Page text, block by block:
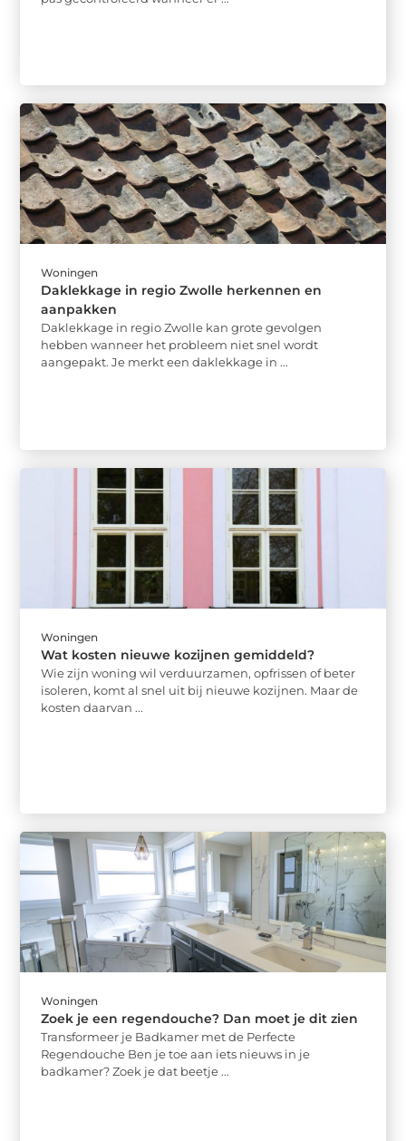
Woningen
Daklekkage in regio Zwolle herkennen en
aanpakken
Daklekkage in regio Zwolle kan grote gevolgen
hebben wanneer het probleem niet snel wordt
aangepakt. Je merkt een daklekkage in ...
Woningen
Wat kosten nieuwe kozijnen gemiddeld?
Wie zijn woning wil verduurzamen, opfrissen of beter
isoleren, komt al snel uit bij nieuwe kozijnen. Maar de
kosten daarvan ...
Woningen
Zoek je een regendouche? Dan moet je dit zien
Transformeer je Badkamer met de Perfecte
Regendouche Ben je toe aan iets nieuws in je
badkamer? Zoek je dat beetje ...